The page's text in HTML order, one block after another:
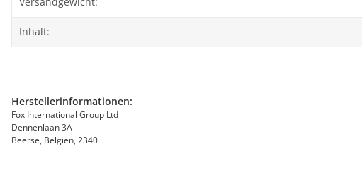
Inhalt:
Herstellerinformationen:
Fox International Group Ltd
Dennenlaan 3A
Beerse, Belgien, 2340